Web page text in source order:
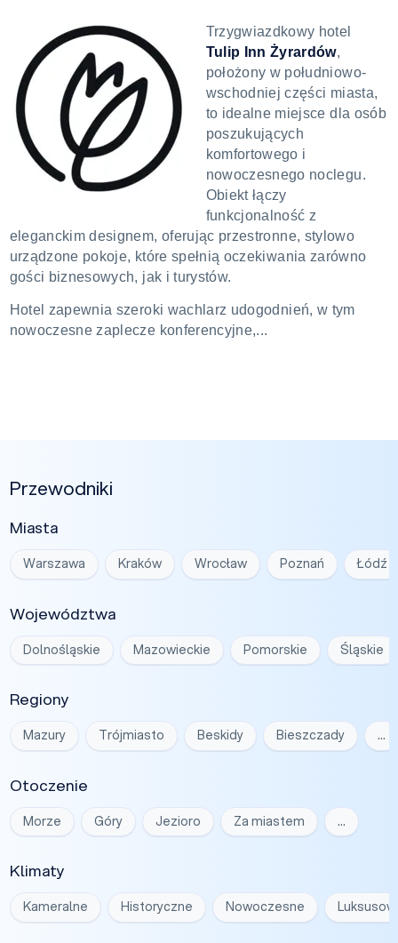
Trzygwiazdkowy hotel
Tulip Inn Żyrardów,
położony w południowo-
wschodniej części miasta,
to idealne miejsce dla osób
poszukujących
komfortowego i
nowoczesnego noclegu.
Obiekt łączy
funkcjonalność z
eleganckim designem, oferując przestronne, stylowo
urządzone pokoje, które spełnią oczekiwania zarówno
gości biznesowych, jak i turystów.
Hotel zapewnia szeroki wachlarz udogodnień, w tym
nowoczesne zaplecze konferencyjne,...
Przewodniki
Miasta
Warszawa Kraków Wrocław Poznań Łódź
Województwa
Dolnośląskie Mazowieckie Pomorskie Śląskie
Regiony
Mazury Trójmiasto Beskidy Bieszczady …
Otoczenie
Morze Góry Jezioro Za miastem …
Klimaty
Kameralne Historyczne Nowoczesne